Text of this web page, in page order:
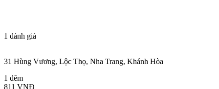
1 đánh giá
31 Hùng Vương, Lộc Thọ, Nha Trang, Khánh Hòa
1 đêm
811 VNĐ